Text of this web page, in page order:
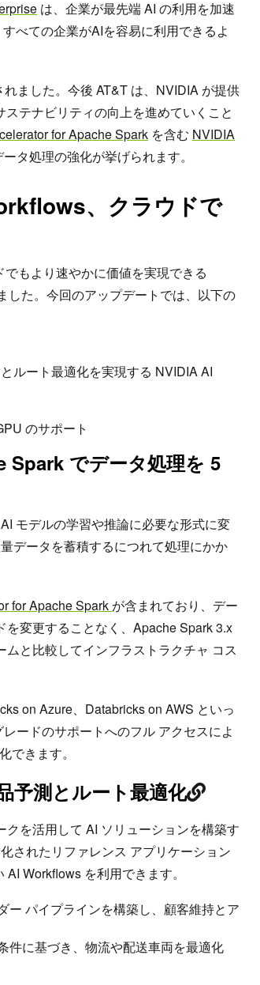
は、企業が最先端 AI の利用を加速
べての企業がAIを容易に利用できるよ
れました。今後 AT&T は、NVIDIA が提供
テナビリティの向上を進めていくこと
for Apache Spark を含む NVIDIA
タ処理の強化が挙げられます。
、クラウドで
もより速やかに価値を実現できる
した。今回のアップデートでは、以下の
ルート最適化を実現する NVIDIA AI
のサポート
でデータ処理を 5
モデルの学習や推論に必要な形式に変
データを蓄積するにつれて処理にかか
for Apache Spark が含まれており、デー
変更することなく、Apache Spark 3.x
と比較してインフラストラクチャ コス
on Azure、Databricks on AWS といっ
ードのサポートへのフル アクセスによ
できます。
予測とルート最適化
を活用して AI ソリューションを構築す
されたリファレンス アプリケーション
Workflows を利用できます。
ー パイプラインを構築し、顧客維持とア
件に基づき、物流や配送車両を最適化